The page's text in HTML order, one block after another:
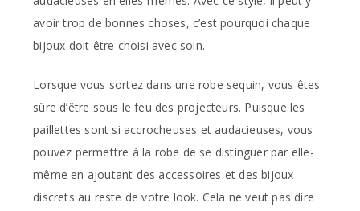
avoir trop de bonnes choses, c’est pourquoi chaque
bijoux doit être choisi avec soin.
Lorsque vous sortez dans une robe sequin, vous êtes
sûre d’être sous le feu des projecteurs. Puisque les
paillettes sont si accrocheuses et audacieuses, vous
pouvez permettre à la robe de se distinguer par elle-
même en ajoutant des accessoires et des bijoux
discrets au reste de votre look. Cela ne veut pas dire